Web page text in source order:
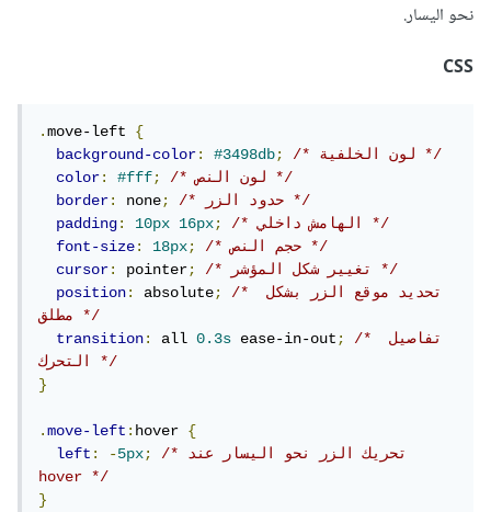
نحو اليسار.
CSS
.move-left {
background-color: #3498db;
/* لون الخلفية */
color: #fff;
/* لون النص */
border: none;
/* حدود الزر */
padding: 10px 16px;
/* الهامش داخلي */
font-size: 18px;
/* حجم النص */
cursor: pointer;
/* تغيير شكل المؤشر */
position: absolute;
/* تحديد موقع الزر بشكل
مطلق */
transition: all 0.3s ease-in-out;
/* تفاصيل
التحرك */
}
.move-left:hover {
left: -5px;
/* تحريك الزر نحو اليسار عند
hover */
}